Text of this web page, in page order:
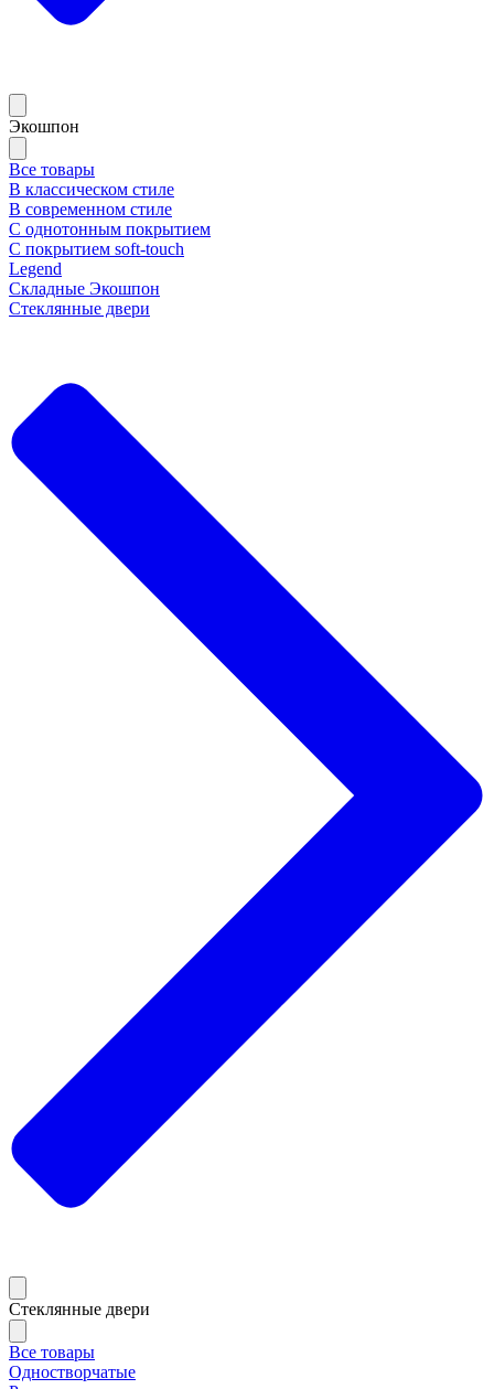
Экошпон
Все товары
В классическом стиле
В современном стиле
С однотонным покрытием
С покрытием soft-touch
Legend
Складные Экошпон
Стеклянные двери
Стеклянные двери
Все товары
Одностворчатые